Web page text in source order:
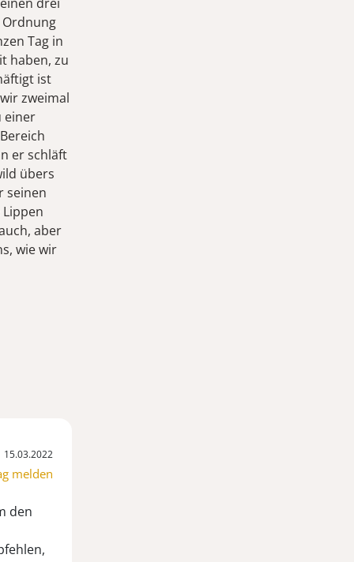
Tag in
haben, zu
ist
zweimal
einer
er schläft
übers
seinen
aber
wie wir
15.03.2022
melden
den